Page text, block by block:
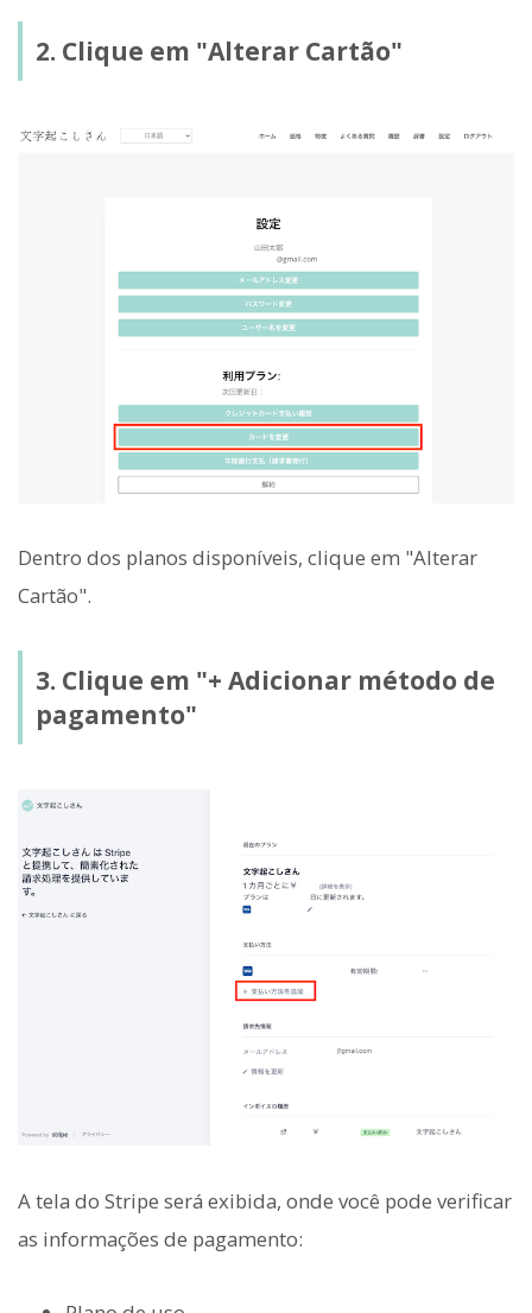
2. Clique em "Alterar Cartão"
Dentro dos planos disponíveis, clique em "Alterar
Cartão".
3. Clique em "+ Adicionar método de
pagamento"
A tela do Stripe será exibida, onde você pode verificar
as informações de pagamento: